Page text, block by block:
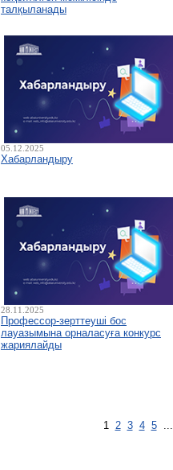
талқыланады
05.12.2025
Хабарландыру
28.11.2025
Профессор-зерттеуші бос
лауазымына орналасуға конкурс
жариялайды
1 2 3 4 5